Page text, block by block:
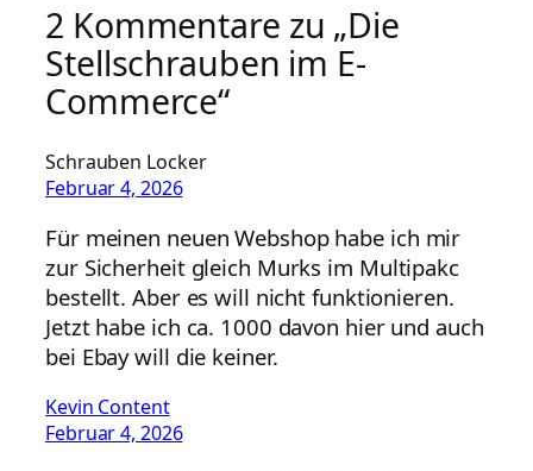
2 Kommentare zu „Die
Stellschrauben im E-
Commerce“
Schrauben Locker
Februar 4, 2026
Für meinen neuen Webshop habe ich mir
zur Sicherheit gleich Murks im Multipakc
bestellt. Aber es will nicht funktionieren.
Jetzt habe ich ca. 1000 davon hier und auch
bei Ebay will die keiner.
Kevin Content
Februar 4, 2026